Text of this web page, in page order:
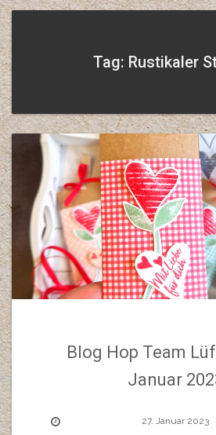
Tag: Rustikaler
Blog Hop Team
Januar
27. Januar 2023